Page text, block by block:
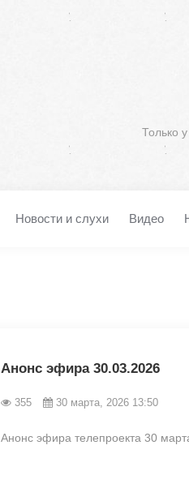
Только
Новости и слухи Видео
Анонс эфира 30.03.2026
355 30 марта, 2026 13:50
Анонс эфира телепроекта 30